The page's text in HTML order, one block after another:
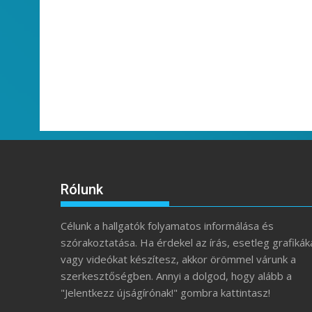
Rólunk
Célunk a hallgatók folyamatos informálása és
szórakoztatása. Ha érdekel az írás, esetleg
vagy videókat készítesz, akkor örömmel várunk a
szerkesztőségben. Annyi a dolgod, hogy alább a
"Jelentkezz újságírónak!" gombra kattintasz!